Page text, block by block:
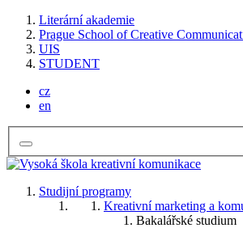
Literární akademie
Prague School of Creative
UIS
STUDENT
cz
en
Studijní programy
Kreativní marketing a
Bakalářské studium